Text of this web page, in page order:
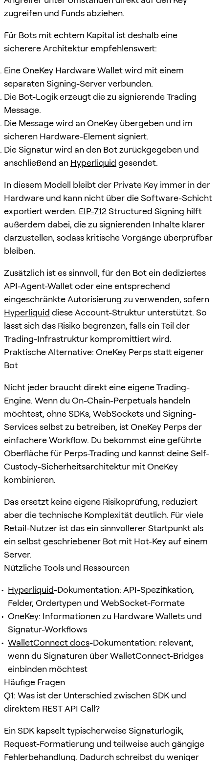
zugreifen und Funds abziehen.
Für Bots mit echtem Kapital ist deshalb eine
sicherere Architektur empfehlenswert:
Eine OneKey Hardware Wallet wird mit einem
separaten Signing-Server verbunden.
Die Bot-Logik erzeugt die zu signierende Trading
Message.
Die Message wird an OneKey übergeben und im
sicheren Hardware-Element signiert.
Die Signatur wird an den Bot zurückgegeben und
anschließend an Hyperliquid gesendet.
In diesem Modell bleibt der Private Key immer in der
Hardware und kann nicht über die Software-Schicht
exportiert werden. EIP-712Structured Signing hilft
außerdem dabei, die zu signierenden Inhalte klarer
darzustellen, sodass kritische Vorgänge überprüfbar
bleiben.
Zusätzlich ist es sinnvoll, für den Bot ein dediziertes
API-Agent-Wallet oder eine entsprechend
eingeschränkte Autorisierung zu verwenden, sofern
Hyperliquid diese Account-Struktur unterstützt. So
lässt sich das Risiko begrenzen, falls ein Teil der
Trading-Infrastruktur kompromittiert wird.
Praktische Alternative: OneKey Perps statt eigener
Bot
Nicht jeder braucht direkt eine eigene Trading-
Engine. Wenn du On-Chain-Perpetuals handeln
möchtest, ohne SDKs, WebSockets und Signing-
Services selbst zu betreiben, ist OneKey Perps der
einfachere Workflow. Du bekommst eine geführte
Oberfläche für Perps-Trading und kannst deine Self-
Custody-Sicherheitsarchitektur mit OneKey
kombinieren.
Das ersetzt keine eigene Risikoprüfung, reduziert
aber die technische Komplexität deutlich. Für viele
Retail-Nutzer ist das ein sinnvollerer Startpunkt als
ein selbst geschriebener Bot mit Hot-Key auf einem
Server.
Nützliche Tools und Ressourcen
Hyperliquid-Dokumentation: API-Spezifikation,
Felder, Ordertypen und WebSocket-Formate
OneKey: Informationen zu Hardware Wallets und
Signatur-Workflows
WalletConnect docs-Dokumentation: relevant,
wenn du Signaturen über WalletConnect-Bridges
einbinden möchtest
Häufige Fragen
Q1: Was ist der Unterschied zwischen SDK und
direktem REST API Call?
Ein SDK kapselt typischerweise Signaturlogik,
Request-Formatierung und teilweise auch gängige
Fehlerbehandlung. Dadurch schreibst du weniger